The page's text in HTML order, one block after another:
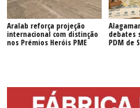
Aralab reforça projeção
internacional com distinção
nos Prémios Heróis PME
debates
PDM de